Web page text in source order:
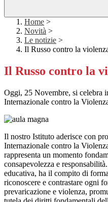
Home >
Novità >
Le notizie >
Il Russo contro la
Il Russo contro la
Oggi, 25 Novembre, si celebra
Internazionale contro la
Il nostro Istituto aderisce con
Internazionale contro la
rappresenta un momento
consapevolezza e
educativa, ha il compito di
riconoscere e contrastare ogni
prevaricazione e violenza,